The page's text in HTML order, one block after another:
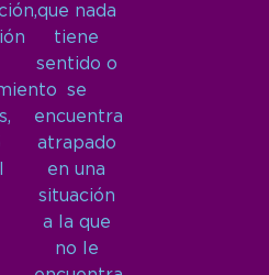
que nada
tiene
sentido o
se
encuentra
atrapado
en una
situación
a la que
no le